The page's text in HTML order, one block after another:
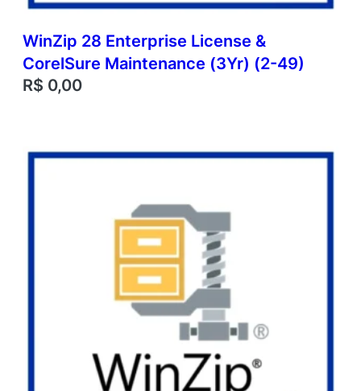
WinZip 28 Enterprise License &
CorelSure Maintenance (3Yr) (2-49)
R$ 0,00